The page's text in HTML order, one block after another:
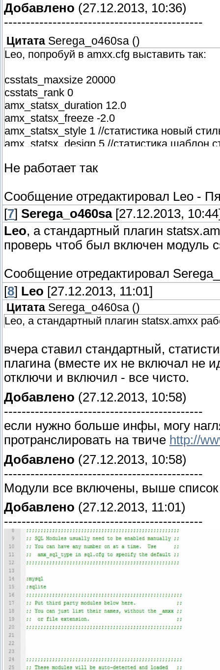
Добавлено (27.12.2013, 10:36)
---------------------------------------------
Цитата Serega_o460sa ()
Leo, попробуй в amxx.cfg выставить так:
csstats_maxsize 20000
csstats_rank 0
amx_statsx_duration 12.0
amx_statsx_freeze -2.0
amx_statsx_style 1 //статистика новый
amx_statsx_design 5 //статистика шаблон
Не работает так
Сообщение отредактировал Leo -
[7] Serega_o460sa[27.12.2013,
Leo, а стандартный плагин
проверь чтоб был включен модуль
Сообщение отредактировал
[8] Leo [27.12.2013, 11:01]
Цитата Serega_o460sa ()
Leo, а стандартный плагин statsx.amxx
вчера ставил стандартный,
плагина (вместе их не включал не
отключи и включил - все чисто.
Добавлено (27.12.2013, 10:58)
---------------------------------------------
если нужно больше инфы, могу
протранслировать на твиче http://
Добавлено (27.12.2013, 10:58)
---------------------------------------------
Модули все включены, выше список
Добавлено (27.12.2013, 11:01)
---------------------------------------------